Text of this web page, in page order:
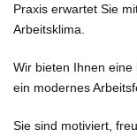
Praxis erwartet Sie
Arbeitsklima.
Wir bieten Ihnen
ein modernes
Sie sind motiviert,